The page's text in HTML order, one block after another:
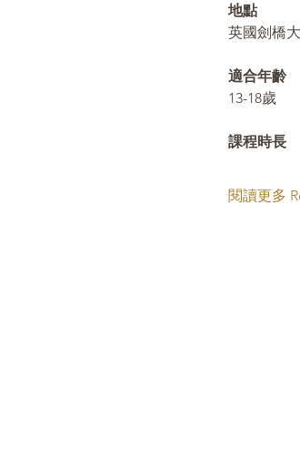
地點
英國劍橋
適合年齡
13-18歲
課程時長
閱讀更多